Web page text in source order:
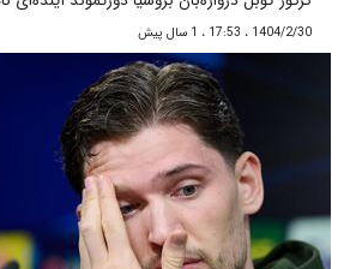
1404/2/30 ، 17:53 ، 1 سال پیش